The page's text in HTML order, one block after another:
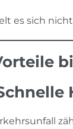
es sich